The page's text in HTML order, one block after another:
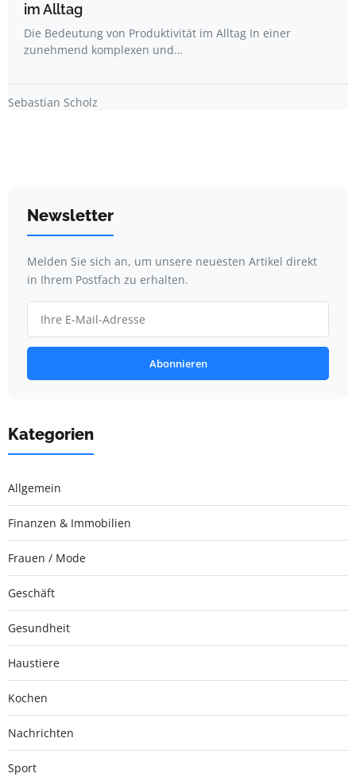
im Alltag
Die Bedeutung von Produktivität im Alltag In einer
zunehmend komplexen und…
Sebastian Scholz
Newsletter
Melden Sie sich an, um unsere neuesten Artikel direkt
in Ihrem Postfach zu erhalten.
Abonnieren
Kategorien
Allgemein
Finanzen & Immobilien
Frauen / Mode
Geschäft
Gesundheit
Haustiere
Kochen
Nachrichten
Sport